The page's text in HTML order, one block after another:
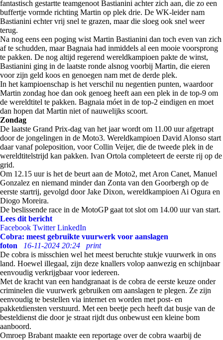
fantastisch gestartte teamgenoot Bastianini achter zich aan, die zo een
buffertje vormde richting Martin op plek drie. De WK-leider nam
Bastianini echter vrij snel te grazen, maar die sloeg ook snel weer
terug.
Na nog eens een poging wist Martin Bastianini dan toch even van zich
af te schudden, maar Bagnaia had inmiddels al een mooie voorsprong
te pakken. De nog altijd regerend wereldkampioen pakte de winst,
Bastianini ging in de laatste ronde alsnog voorbij Martin, die eieren
voor zijn geld koos en genoegen nam met de derde plek.
In het kampioenschap is het verschil nu negentien punten, waardoor
Martin zondag hoe dan ook genoeg heeft aan een plek in de top-9 om
de wereldtitel te pakken. Bagnaia móet in de top-2 eindigen en moet
dan hopen dat Martin niet of nauwelijks scoort.
Zondag
De laatste Grand Prix-dag van het jaar wordt om 11.00 uur afgetrapt
door de jongelingen in de Moto3. Wereldkampioen David Alonso start
daar vanaf poleposition, voor Collin Veijer, die de tweede plek in de
wereldtitelstrijd kan pakken. Ivan Ortola completeert de eerste rij op de
grid.
Om 12.15 uur is het de beurt aan de Moto2, met Aron Canet, Manuel
Gonzalez en niemand minder dan Zonta van den Goorbergh op de
eerste startrij, gevolgd door Jake Dixon, wereldkampioen Ai Ogura en
Diogo Moreira.
De beslissende race in de MotoGP gaat tot slot om 14.00 uur van start.
Lees dit bericht
Facebook Twitter LinkedIn
Cobra: meest gebruikte vuurwerk voor aanslagen
foton
16-11-2024 20:24
print
De cobra is misschien wel het meest beruchte stukje vuurwerk in ons
land. Hoewel illegaal, zijn deze knallers volop aanwezig en schijnbaar
eenvoudig verkrijgbaar voor iedereen.
Met de kracht van een handgranaat is de cobra de eerste keuze onder
criminelen die vuurwerk gebruiken om aanslagen te plegen. Ze zijn
eenvoudig te bestellen via internet en worden met post- en
pakketdiensten verstuurd. Met een beetje pech heeft dat busje van de
besteldienst die door je straat rijdt dus onbewust een kleine bom
aanboord.
Omroep Brabant maakte een reportage over de cobra waarbij de